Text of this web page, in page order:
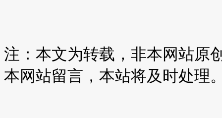
注：本文为转载，非本网站原
本网站留言，本站将及时处理